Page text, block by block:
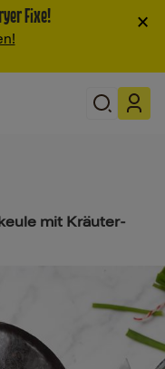
Fixe! ×
mit Kräuter-